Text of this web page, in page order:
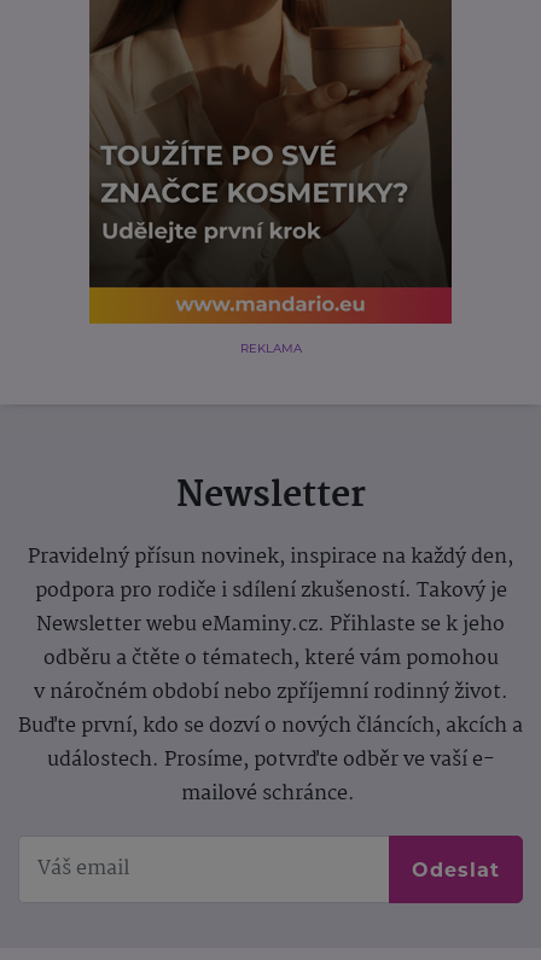
REKLAMA
Newsletter
Pravidelný přísun novinek, inspirace na každý den,
podpora pro rodiče i sdílení zkušeností. Takový je
Newsletter webu eMaminy.cz. Přihlaste se k jeho
odběru a čtěte o tématech, které vám pomohou
v náročném období nebo zpříjemní rodinný život.
Buďte první, kdo se dozví o nových článcích, akcích a
událostech. Prosíme, potvrďte odběr ve vaší e-
mailové schránce.
Odeslat